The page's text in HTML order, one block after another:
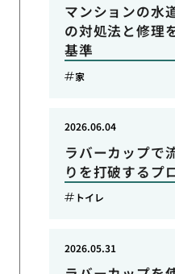
マンションの水
の対処法と修理
基準
家
ラバーカップで
りを打破するプ
2026.06.04
トイレ
2026.05.31